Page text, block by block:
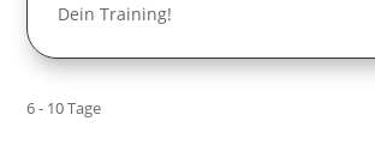
Dein Training!
6 - 10 Tage